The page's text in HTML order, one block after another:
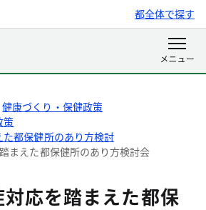
都全体で探す
健康づくり・保健政策
策
都保健所のあり方検討
まえた都保健所のあり方検討会
応を踏まえた都保